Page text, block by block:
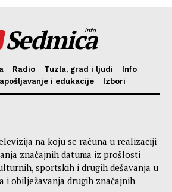
Sedmica
info
Radio Tuzla, grad i ljudi
Info
i edukacije Izbori
na koju se računa u realizaciji
značajnih datuma iz prošlosti
sportskih i drugih dešavanja u
i obilježavanja drugih značajnih